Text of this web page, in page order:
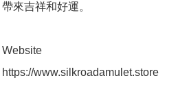
帶來吉祥和好運。
Website
https://www.silkroadamulet.store